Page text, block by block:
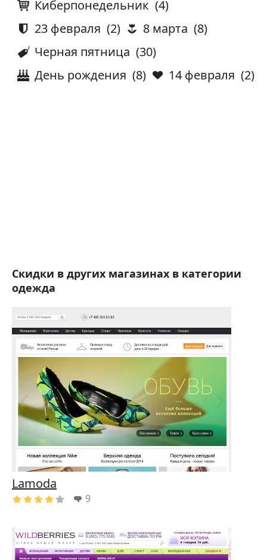
Киберпонедельник (4)
23 февраля (2) 8 марта (8)
Черная пятница (30)
День рождения (8) 14 февраля (2)
Скидки в других магазинах в категории
одежда
Lamoda
9